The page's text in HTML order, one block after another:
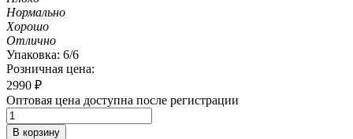
Нормально
Хорошо
Отлично
Упаковка: 6/6
Розничная цена:
2990 ₽
Оптовая цена доступна после регистрации
В корзину